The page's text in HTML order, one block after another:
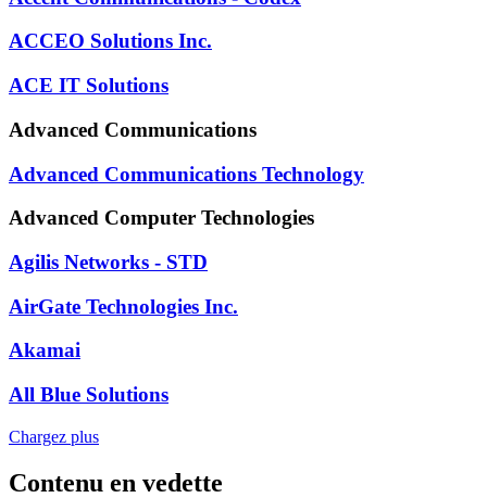
ACCEO Solutions Inc.
ACE IT Solutions
Advanced Communications
Advanced Communications Technology
Advanced Computer Technologies
Agilis Networks - STD
AirGate Technologies Inc.
Akamai
All Blue Solutions
Chargez plus
Contenu en vedette